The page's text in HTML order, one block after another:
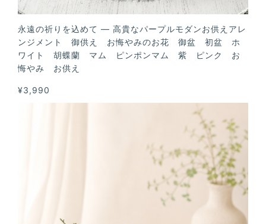
永遠の祈りを込めて — 高貴なパープルモダンお供えアレ
ンジメント 御供え お悔やみのお花 御盆 初盆 ホ
ワイト 胡蝶蘭 マム ピンポンマム 紫 ピンク お
悔やみ お供え
¥3,990